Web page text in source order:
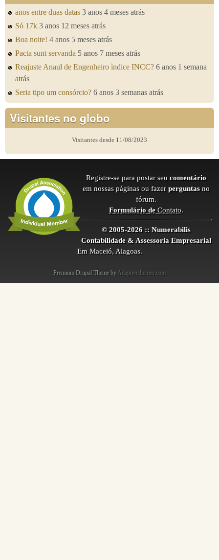
anos entre duas datas 3 anos 4 meses atrás
Só 17k 3 anos 12 meses atrás
Boa noite! 4 anos 5 meses atrás
Pacta sunt servanda 5 anos 7 meses atrás
Reajuste Anaul de Engenheiro ìndice INCC? 6 anos 1 semana
atrás
Seria tipo um consórcio? 6 anos 3 semanas atrás
Visitantes no globo
Visitantes desde 11/08/2023
Registre-se para postar seu comentário
em nossas páginas ou fazer perguntas no
fórum.
Formulário deContato.
© 2005-2026 :: Numerabilis
Contabilidade & Assessoria Empresarial
Em Maceió, Alagoas.
Premium Drupal Theme by Adaptivethemes.com